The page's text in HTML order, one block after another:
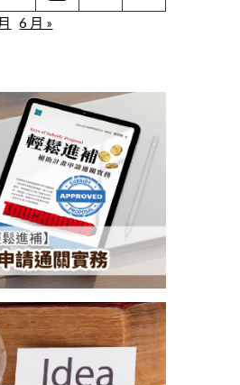
6 月 »